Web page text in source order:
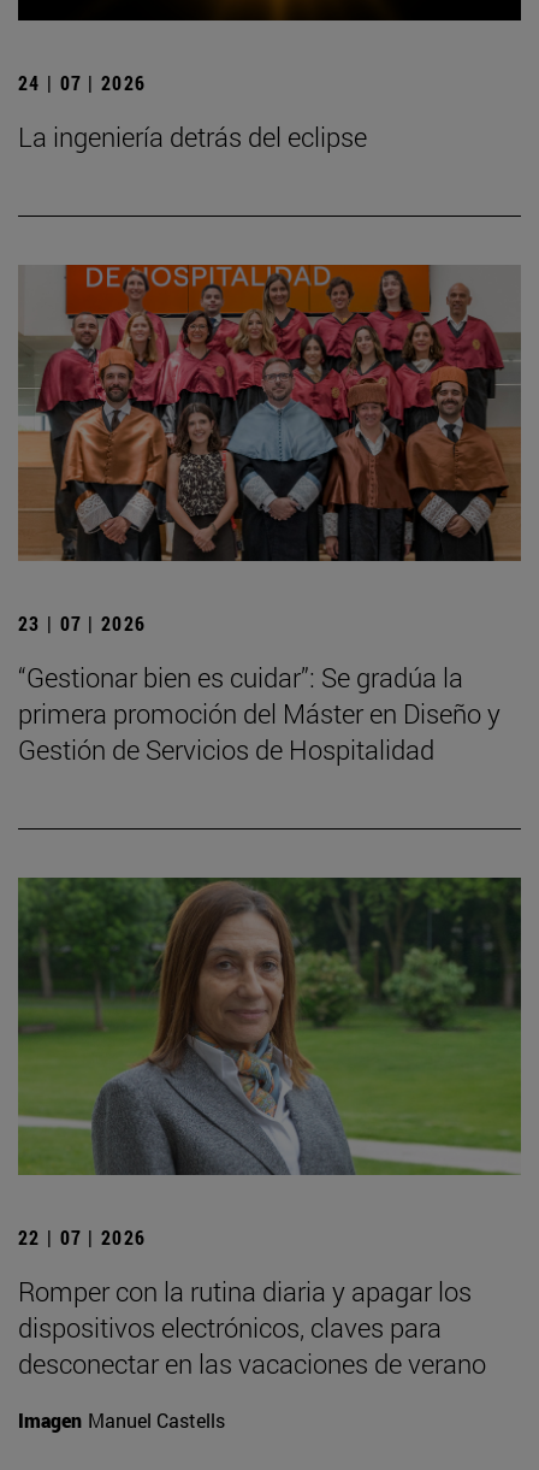
24 | 07 | 2026
La ingeniería detrás del eclipse
23 | 07 | 2026
“Gestionar bien es cuidar”: Se gradúa la
primera promoción del Máster en Diseño y
Gestión de Servicios de Hospitalidad
22 | 07 | 2026
Romper con la rutina diaria y apagar los
dispositivos electrónicos, claves para
desconectar en las vacaciones de verano
Imagen Manuel Castells